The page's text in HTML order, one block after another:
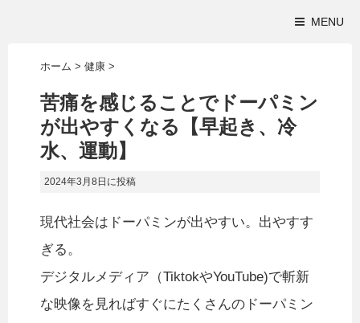
MENU
ホーム > 健康 >
苦痛を感じることでドーパミン
が出やすくなる【早起き、冷
水、運動】
2024年3月8日 に投稿
現代社会はドーパミンが出やすい。出やすす
ぎる。
デジタルメディア（TiktokやYouTube)で斬新
な映像を見ればすぐにたくさんのドーパミン